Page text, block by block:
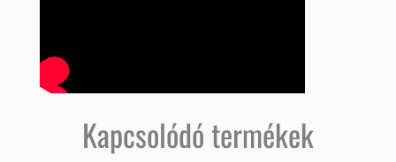
Kapcsolódó termékek